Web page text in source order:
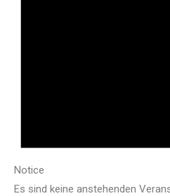
Notice
Es sind keine anstehenden